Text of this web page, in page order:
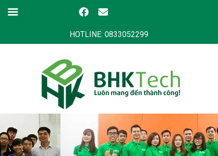
HOTLINE: 0833052299